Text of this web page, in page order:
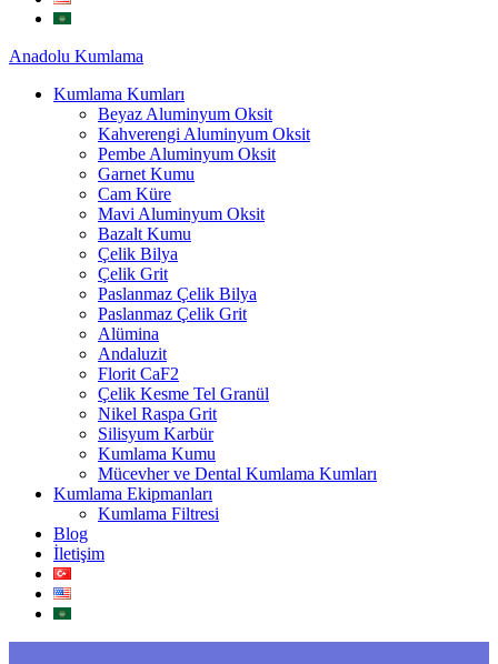
Anadolu Kumlama
Kumlama Kumları
Beyaz Aluminyum Oksit
Kahverengi Aluminyum Oksit
Pembe Aluminyum Oksit
Garnet Kumu
Cam Küre
Mavi Aluminyum Oksit
Bazalt Kumu
Çelik Bilya
Çelik Grit
Paslanmaz Çelik Bilya
Paslanmaz Çelik Grit
Alümina
Andaluzit
Florit CaF2
Çelik Kesme Tel Granül
Nikel Raspa Grit
Silisyum Karbür
Kumlama Kumu
Mücevher ve Dental Kumlama Kumları
Kumlama Ekipmanları
Kumlama Filtresi
Blog
İletişim